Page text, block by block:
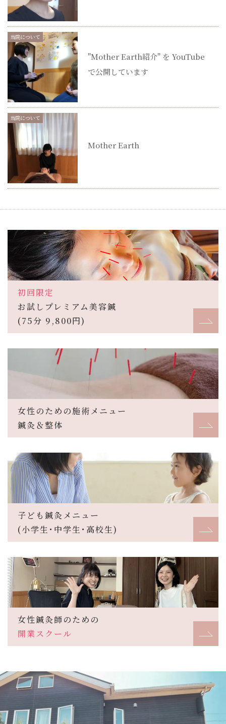
当院について
"Mother Earth紹介" を YouTube
で公開しています
当院について
Mother Earth
初回限定
お試しプレミアム美容鍼
(75分 9,800円)
女性のための施術メニュー
鍼灸＆整体
子ども鍼灸メニュー
(小学生･中学生･高校生)
女性鍼灸師のための
開業スクール